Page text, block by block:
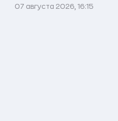
07 августа 2026, 16:15